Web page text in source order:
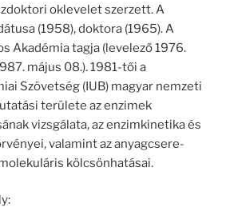
oklevelet szerzett. A
(1958), doktora (1965). A
Akadémia tagja (levelező 1976.
május 08.). 1981-tői a
Szövetség (IUB) magyar nemzeti
területe az enzimek
vizsgálata, az enzimkinetika és
valamint az anyagcsere-
kölcsönhatásai.